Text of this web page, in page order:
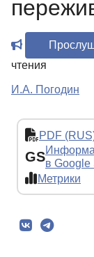
чтения
И.А. Погодин
PDF
GSв Google
Метрики